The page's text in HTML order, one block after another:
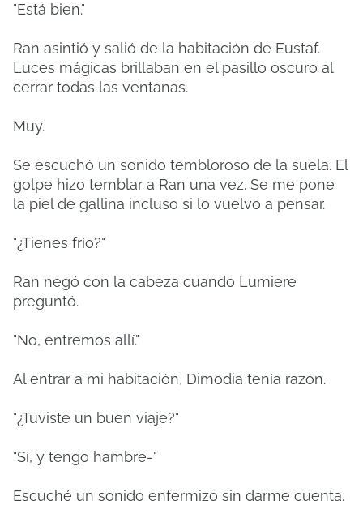
"Está bien."
Ran asintió y salió de la habitación de Eustaf.
Luces mágicas brillaban en el pasillo oscuro al
cerrar todas las ventanas.
Muy.
Se escuchó un sonido tembloroso de la suela. El
golpe hizo temblar a Ran una vez. Se me pone
la piel de gallina incluso si lo vuelvo a pensar.
"¿Tienes frío?"
Ran negó con la cabeza cuando Lumiere
preguntó.
"No, entremos allí."
Al entrar a mi habitación, Dimodia tenía razón.
"¿Tuviste un buen viaje?"
"Sí, y tengo hambre-"
Escuché un sonido enfermizo sin darme cuenta.